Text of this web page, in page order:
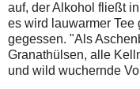
auf, der Alkohol fließt
es wird lauwarmer Tee
gegessen. "Als
Granathülsen, alle
und wild wuchernde